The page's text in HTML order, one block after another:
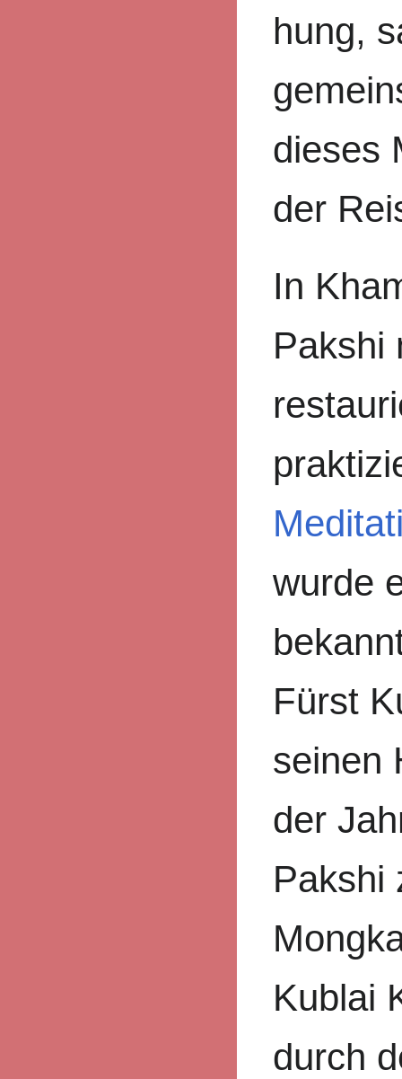
hung,
dieses
der
In
Pakshi
wurde
Fürst
seinen
der
Pakshi
Kublai
durch